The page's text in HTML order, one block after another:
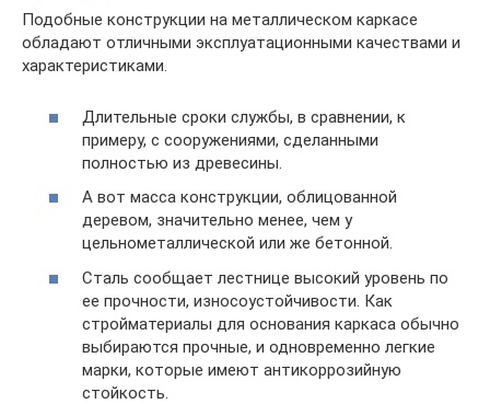
Подобные конструкции на металлическом каркасе
обладают отличными эксплуатационными качествами и
характеристиками.
Длительные сроки службы, в сравнении, к
примеру, с сооружениями, сделанными
полностью из древесины.
А вот масса конструкции, облицованной
деревом, значительно менее, чем у
цельнометаллической или же бетонной.
Сталь сообщает лестнице высокий уровень по
ее прочности, износоустойчивости. Как
стройматериалы для основания каркаса обычно
выбираются прочные, и одновременно легкие
марки, которые имеют антикоррозийную
стойкость.